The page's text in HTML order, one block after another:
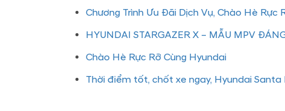
Chương Trình Ưu Đãi Dịch Vụ, Chào Hè Rực
HYUNDAI STARGAZER X – MẪU MPV
Chào Hè Rực Rỡ Cùng Hyundai
Thời điểm tốt, chốt xe ngay, Hyundai